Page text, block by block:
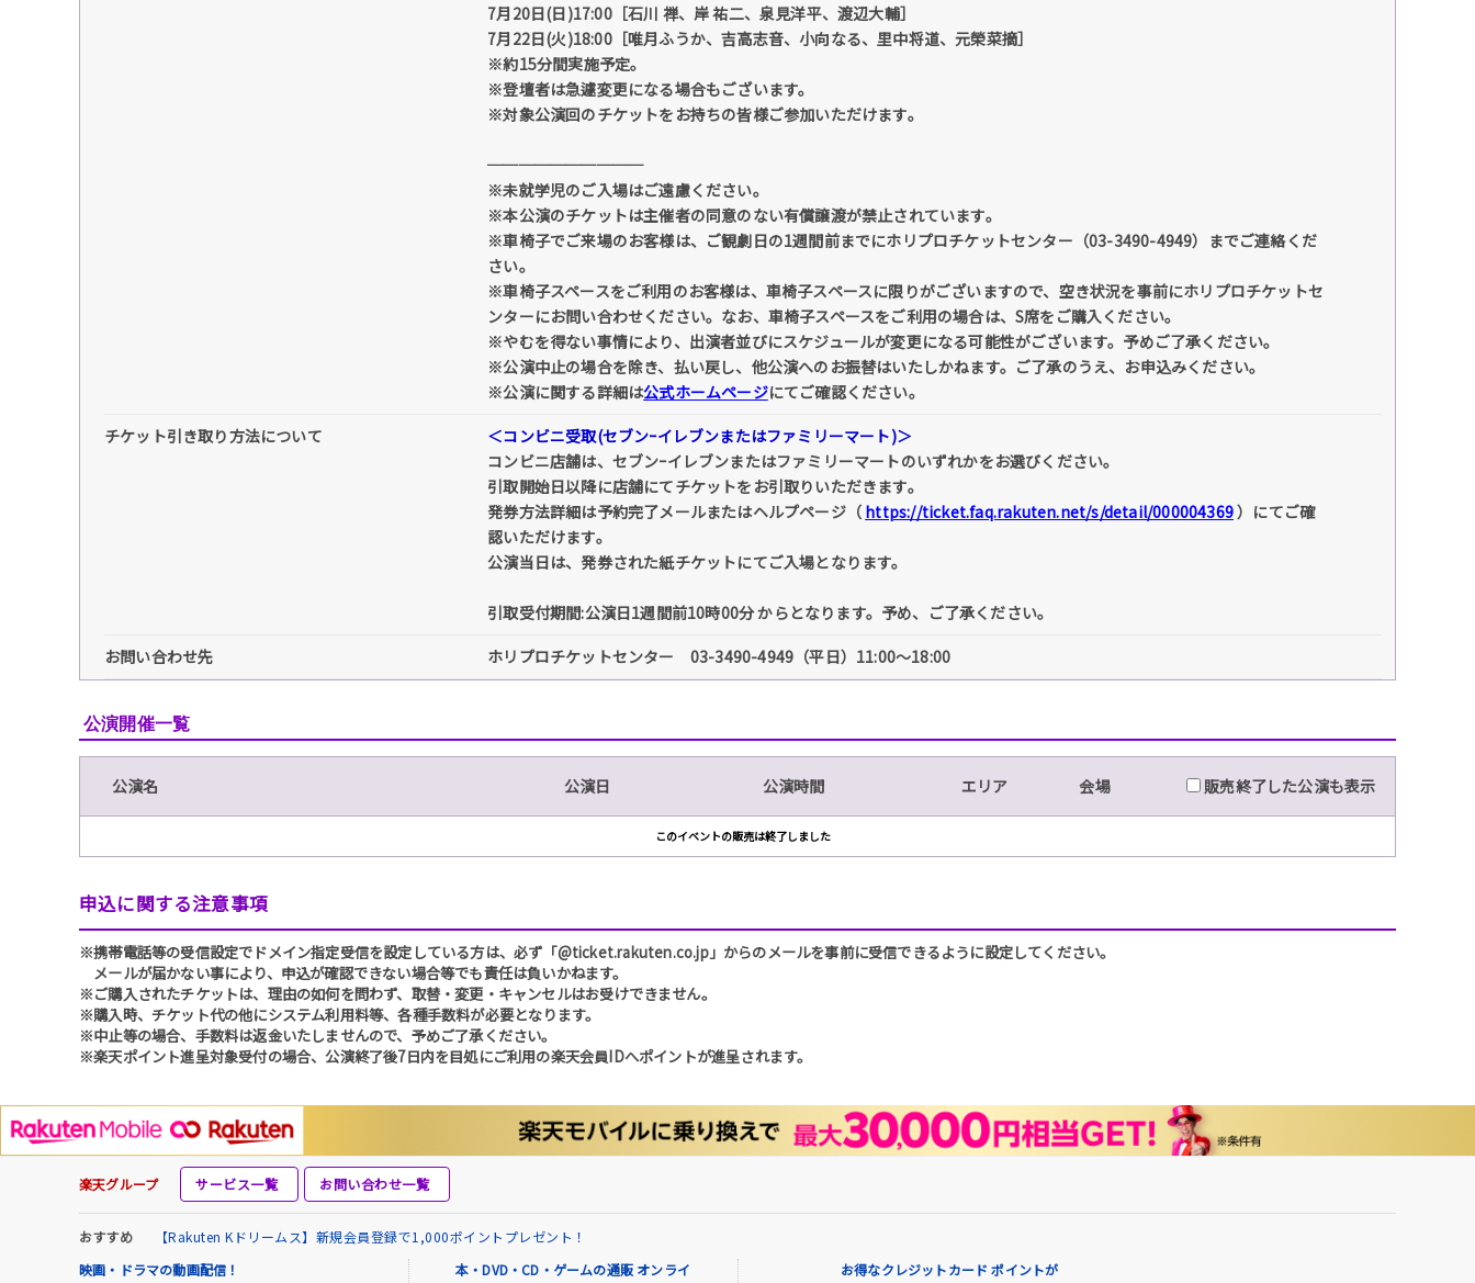
7月20日(日)17:00［石川 禅、岸 祐二、泉見洋平、渡辺大輔］
7月22日(火)18:00［唯月ふうか、吉高志音、小向なる、里中将道、元榮菜摘］
※約15分間実施予定。
※登壇者は急遽変更になる場合もございます。
※対象公演回のチケットをお持ちの皆様ご参加いただけます。
──────────
※未就学児のご入場はご遠慮ください。
※本公演のチケットは主催者の同意のない有償譲渡が禁止されています。
※車椅子でご来場のお客様は、ご観劇日の1週間前までにホリプロチケットセンター（03-3490-4949）までご連絡くだ
さい。
※車椅子スペースをご利用のお客様は、車椅子スペースに限りがございますので、空き状況を事前にホリプロチケットセ
ンターにお問い合わせください。なお、車椅子スペースをご利用の場合は、S席をご購入ください。
※やむを得ない事情により、出演者並びにスケジュールが変更になる可能性がございます。予めご了承ください。
※公演中止の場合を除き、払い戻し、他公演へのお振替はいたしかねます。ご了承のうえ、お申込みください。
※公演に関する詳細は公式ホームページにてご確認ください。
チケット引き取り方法について
＜コンビニ受取(セブンｰイレブンまたはファミリーマート)＞
コンビニ店舗は、セブンｰイレブンまたはファミリーマートのいずれかをお選びください。
引取開始日以降に店舗にてチケットをお引取りいただきます。
発券方法詳細は予約完了メールまたはヘルプページ（ https://ticket.faq.rakuten.net/s/detail/000004369）にてご確
認いただけます。
公演当日は、発券された紙チケットにてご入場となります。
引取受付期間:公演日1週間前10時00分 からとなります。予め、ご了承ください。
お問い合わせ先
ホリプロチケットセンター 03-3490-4949（平日）11:00～18:00
公演開催一覧
公演名 公演日 公演時間 エリア 会場 販売終了した公演も表示
このイベントの販売は終了しました
申込に関する注意事項
※携帯電話等の受信設定でドメイン指定受信を設定している方は、必ず「@ticket.rakuten.co.jp」からのメールを事前に受信できるように設定してください。
メールが届かない事により、申込が確認できない場合等でも責任は負いかねます。
※ご購入されたチケットは、理由の如何を問わず、取替・変更・キャンセルはお受けできません。
※購入時、チケット代の他にシステム利用料等、各種手数料が必要となります。
※中止等の場合、手数料は返金いたしませんので、予めご了承ください。
※楽天ポイント進呈対象受付の場合、公演終了後7日内を目処にご利用の楽天会員IDへポイントが進呈されます。
楽天グループ サービス一覧 お問い合わせ一覧
おすすめ
【Rakuten Kドリームス】新規会員登録で1,000ポイントプレゼント！
映画・ドラマの動画配信！
本・DVD・CD・ゲームの通販 オンライ
お得なクレジットカード ポイントが